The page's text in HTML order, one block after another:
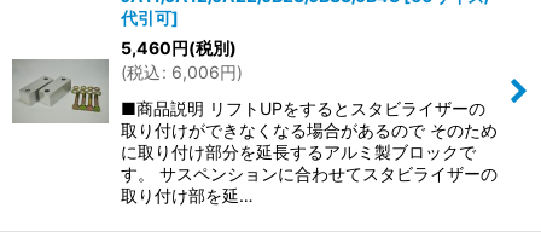
代引可]
5,460円(税別)
(税込: 6,006円)
■商品説明 リフトUPをするとスタビライザーの
取り付けができなくなる場合があるので そのため
に取り付け部分を延長するアルミ製ブロックで
す。 サスペンションに合わせてスタビライザーの
取り付け部を延…